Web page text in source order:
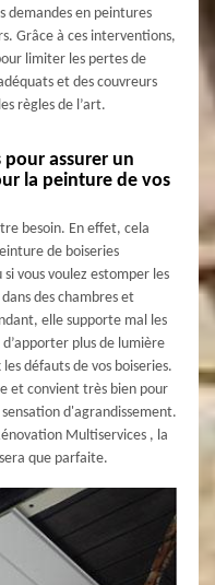
demandes en peintures
Grâce à ces interventions,
limiter les pertes de
et des couvreurs
règles de l’art.
assurer un
la peinture de vos
besoin. En effet, cela
de boiseries
vous voulez estomper les
des chambres et
elle supporte mal les
plus de lumière
défauts de vos boiseries.
et convient très bien pour
d'agrandissement.
Multiservices , la
que parfaite.